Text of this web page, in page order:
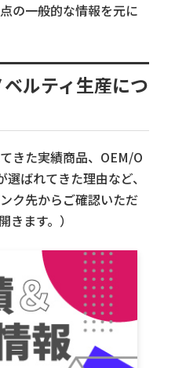
の一般的な情報を元に
ルティ生産につ
きた実績商品、OEM/O
ばれてきた理由など、
ク先からご確認いただ
ます。）